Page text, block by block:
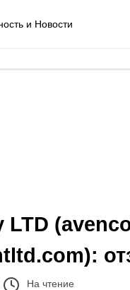
и Новости
На чтение